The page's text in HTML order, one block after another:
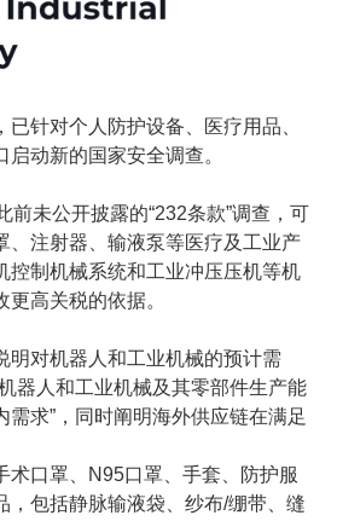
针对个人防护设备、医疗用品、
动新的国家安全调查。
前未公开披露的“232条款”调查，可
、注射器、输液泵等医疗及工业产
控制机械系统和工业冲压压机等机
高关税的依据。
明对机器人和工业机械的预计需
器人和工业机械及其零部件生产能
需求”，同时阐明海外供应链在满足
术口罩、N95口罩、手套、防护服
，包括静脉输液袋、纱布/绷带、缝